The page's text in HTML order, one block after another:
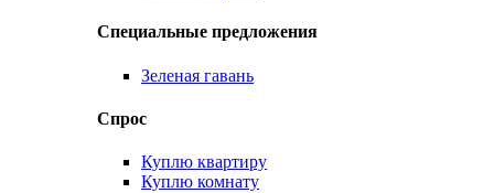
Специальные предложения
Зеленая гавань
Спрос
Куплю квартиру
Куплю комнату